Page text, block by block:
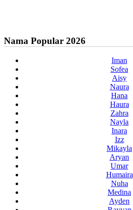
Nama Popular 2026
Iman
Sofea
Aisy
Naura
Hana
Haura
Zahra
Nayla
Inara
Izz
Mikayla
Aryan
Umar
Humaira
Nuha
Medina
Ayden